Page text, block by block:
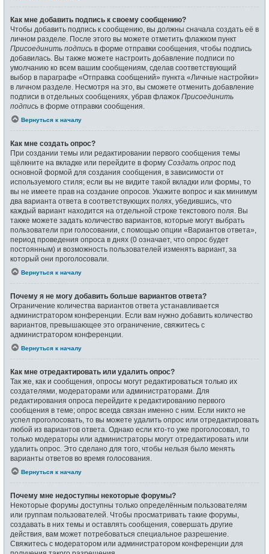
Как мне добавить подпись к своему сообщению?
Чтобы добавить подпись к сообщению, вы должны сначала создать её в
личном разделе. После этого вы можете отметить флажком пункт
Присоединить подпись в форме отправки сообщения, чтобы подпись
добавилась. Вы также можете настроить добавление подписи по
умолчанию ко всем вашим сообщениям, сделав соответствующий
выбор в параграфе «Отправка сообщений» пункта «Личные настройки»
в личном разделе. Несмотря на это, вы сможете отменить добавление
подписи в отдельных сообщениях, убрав флажок Присоединить
подпись в форме отправки сообщения.
Вернуться к началу
Как мне создать опрос?
При создании темы или редактировании первого сообщения темы
щёлкните на вкладке или перейдите в форму Создать опрос под
основной формой для создания сообщения, в зависимости от
используемого стиля; если вы не видите такой вкладки или формы, то
вы не имеете прав на создание опросов. Укажите вопрос и как минимум
два варианта ответа в соответствующих полях, убедившись, что
каждый вариант находится на отдельной строке текстового поля. Вы
также можете задать количество вариантов, которые могут выбрать
пользователи при голосовании, с помощью опции «Вариантов ответа»,
период проведения опроса в днях (0 означает, что опрос будет
постоянным) и возможность пользователей изменять вариант, за
который они проголосовали.
Вернуться к началу
Почему я не могу добавить больше вариантов ответа?
Ограничение количества вариантов ответа устанавливается
администратором конференции. Если вам нужно добавить количество
вариантов, превышающее это ограничение, свяжитесь с
администратором конференции.
Вернуться к началу
Как мне отредактировать или удалить опрос?
Так же, как и сообщения, опросы могут редактироваться только их
создателями, модераторами или администраторами. Для
редактирования опроса перейдите к редактированию первого
сообщения в теме; опрос всегда связан именно с ним. Если никто не
успел проголосовать, то вы можете удалить опрос или отредактировать
любой из вариантов ответа. Однако если кто-то уже проголосовал, то
только модераторы или администраторы могут отредактировать или
удалить опрос. Это сделано для того, чтобы нельзя было менять
варианты ответов во время голосования.
Вернуться к началу
Почему мне недоступны некоторые форумы?
Некоторые форумы доступны только определённым пользователям
или группам пользователей. Чтобы просматривать такие форумы,
создавать в них темы и оставлять сообщения, совершать другие
действия, вам может потребоваться специальное разрешение.
Свяжитесь с модератором или администратором конференции для